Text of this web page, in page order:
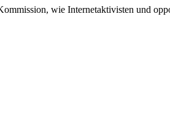
wie Internetaktivisten und